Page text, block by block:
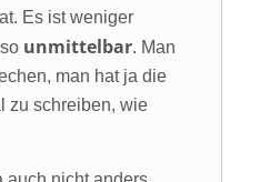
Es ist weniger
unmittelbar. Man
man hat ja die
zu schreiben, wie